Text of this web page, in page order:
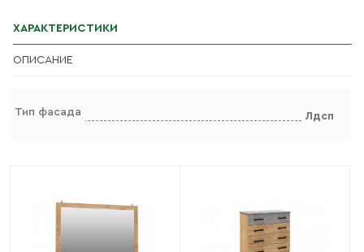
ХАРАКТЕРИСТИКИ
ОПИСАНИЕ
Тип фасада Лдсп